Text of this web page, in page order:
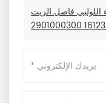
فاصل الزيت